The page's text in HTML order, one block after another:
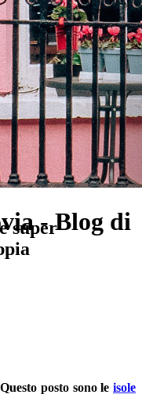
- Blog di
super
Questo posto sono le isole